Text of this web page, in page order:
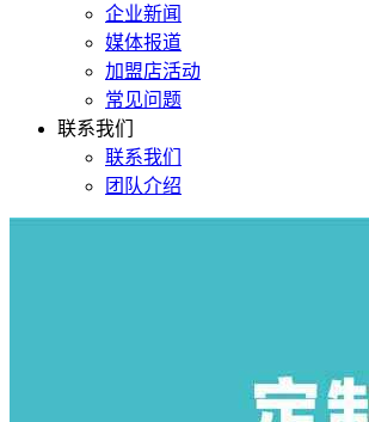
企业新闻
媒体报道
加盟店活动
常见问题
联系我们
联系我们
团队介绍